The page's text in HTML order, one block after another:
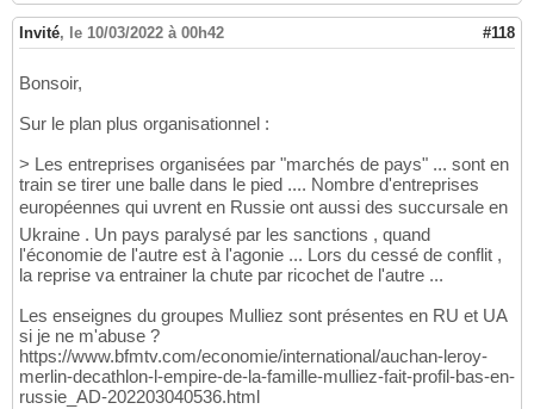
Invité, le 10/03/2022 à 00h42 #118
Bonsoir,
Sur le plan plus organisationnel :
> Les entreprises organisées par "marchés de pays" ... sont en
train se tirer une balle dans le pied .... Nombre d'entreprises
européennes qui uvrent en Russie ont aussi des succursale en
Ukraine . Un pays paralysé par les sanctions , quand
l'économie de l'autre est à l'agonie ... Lors du cessé de conflit ,
la reprise va entrainer la chute par ricochet de l'autre ...
Les enseignes du groupes Mulliez sont présentes en RU et UA
si je ne m'abuse ?
https://www.bfmtv.com/economie/international/auchan-leroy-
merlin-decathlon-l-empire-de-la-famille-mulliez-fait-profil-bas-en-
russie_AD-202203040536.html